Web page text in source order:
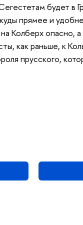
будет в
прямее и
Колберх опасно,
как раньше, к
прусского,